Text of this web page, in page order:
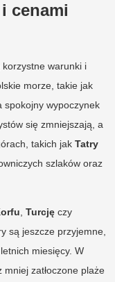
cenami
warunki i
morze, takie jak
spokojny wypoczynek
się zmniejszają, a
takich jak Tatry
szlaków oraz
Turcję czy
są jeszcze przyjemne,
miesięcy. W
mniej zatłoczone plaże